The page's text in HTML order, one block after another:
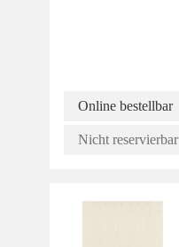
Online bestellbar
Nicht reservierbar